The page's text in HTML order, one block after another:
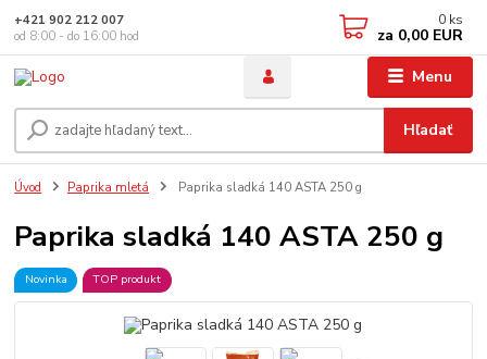
Menu
Hľadať
+421 902 212 007
od 8:00 - do 16:00 hod
0 ks
za 0,00 EUR
Úvod Paprika mletá Paprika sladká 140 ASTA 250 g
Paprika sladká 140 ASTA 250 g
Novinka TOP produkt